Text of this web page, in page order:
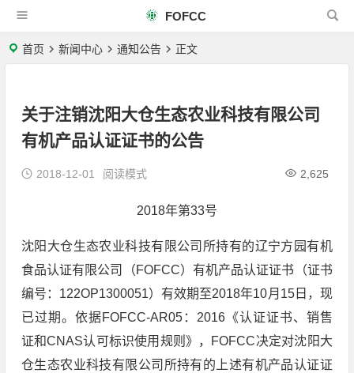
FOFCC
首页 新闻中心 通知公告 正文
关于注销沈阳大仓生态农业科技有限公司
有机产品认证证书的公告
2018-12-01 2,625
阅读模式
2018年第33号
沈阳大仓生态农业科技有限公司所持有的辽宁方园有机
食品认证有限公司（FOFCC）有机产品认证证书（证书
编号：122OP1300051）有效期至2018年10月15日，现
已过期。依据FOFCC-AR05：2016《认证证书、销售
证和CNAS认可标识使用规则》，FOFCC决定对沈阳大
仓生态农业科技有限公司所持有的上述有机产品认证证